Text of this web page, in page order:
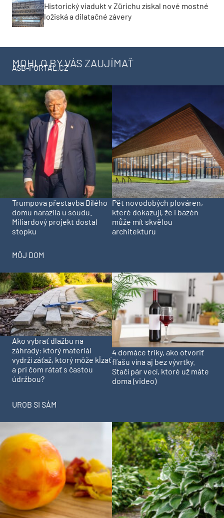
Historický viadukt v Zürichu získal nové mostné
ložiská a dilatačné závery
MOHLO BY VÁS ZAUJÍMAŤ
ASB-PORTAL.CZ
Trumpova přestavba Bílého
domu narazila u soudu.
Miliardový projekt dostal
stopku
Pět novodobých plováren,
které dokazují, že i bazén
může mít skvělou
architekturu
MÔJ DOM
Ako vybrať dlažbu na
záhrady: ktorý materiál
vydrží záťaž, ktorý môže kĺzať
a pri čom rátať s častou
údržbou?
4 domáce triky, ako otvoriť
fľašu vína aj bez vývrtky.
Stačí pár vecí, ktoré už máte
doma (video)
UROB SI SÁM